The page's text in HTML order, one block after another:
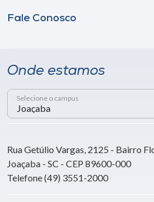
Fale Conosco
Onde estamos
Selecione o campus
Rua Getúlio Vargas, 2125 - Bairro
Joaçaba - SC - CEP 89600-000
Telefone (49) 3551-2000